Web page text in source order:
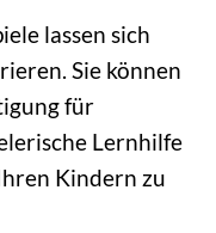
lassen sich
Sie können
für
Lernhilfe
Kindern zu